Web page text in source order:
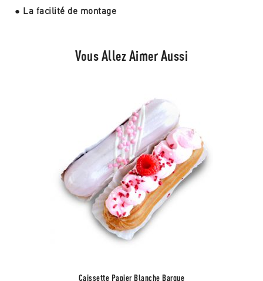
● La facilité de montage
Vous Allez Aimer Aussi
Caissette Papier Blanche Barque